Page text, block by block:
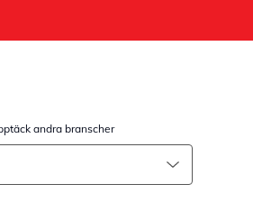
andra branscher